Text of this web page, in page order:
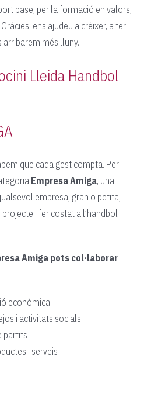
base, per la formació en valors,
ens ajudeu a crèixer, a fer-
arribarem més lluny.
Lleida Handbol
que cada gest compta. Per
Empresa Amiga, una
empresa, gran o petita,
i fer costat a l’handbol
Amiga pots col·laborar
econòmica
i activitats socials
partits
i serveis